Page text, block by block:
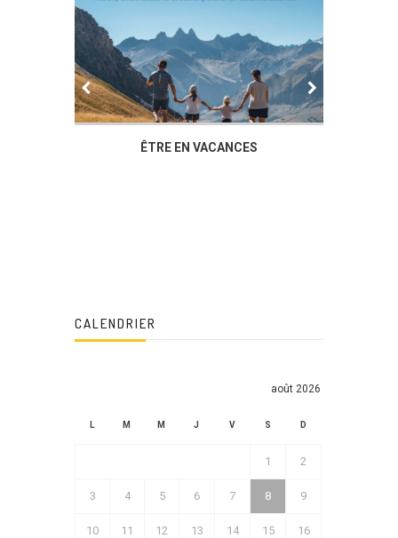
ÊTRE EN VACANCES
CALENDRIER
août 2026
L M M J V S D
1 2
3 4 5 6 7 8 9
10 11 12 13 14 15 16